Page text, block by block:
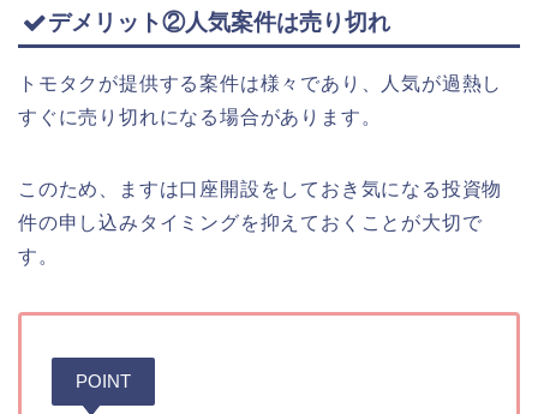
デメリット②人気案件は売り切れ
トモタクが提供する案件は様々であり、人気が過熱し
すぐに売り切れになる場合があります。
このため、ますは口座開設をしておき気になる投資物
件の申し込みタイミングを抑えておくことが大切で
す。
POINT